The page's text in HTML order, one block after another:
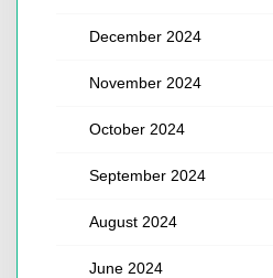
December 2024
November 2024
October 2024
September 2024
August 2024
June 2024